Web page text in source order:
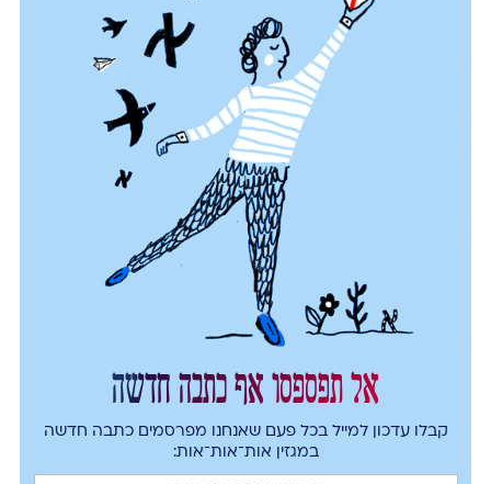
אל תפספסו אף כתבה חדשה
קבלו עדכון למייל בכל פעם שאנחנו מפרסמים כתבה חדשה
במגזין אות־אות־אות: